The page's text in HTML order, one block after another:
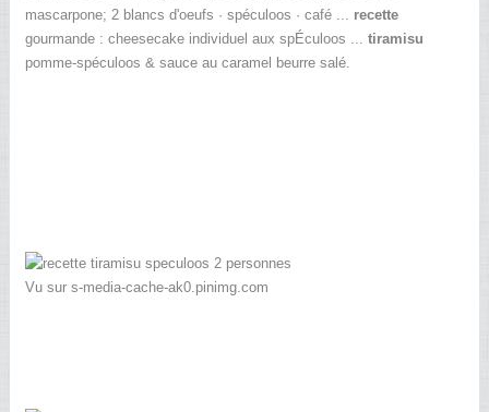
mascarpone; 2 blancs d'oeufs · spéculoos · café ... recette
gourmande : cheesecake individuel aux spÉculoos ... tiramisu
pomme-spéculoos & sauce au caramel beurre salé.
Vu sur s-media-cache-ak0.pinimg.com